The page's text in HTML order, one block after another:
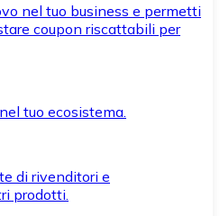
nel tuo business e permetti
coupon riscattabili per
tuo ecosistema.
di rivenditori e
prodotti.